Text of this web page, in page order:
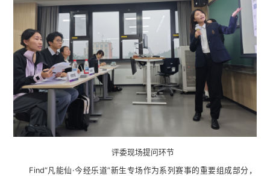
评委现场提问环节
Find“凡能仙·今经乐道”新生专场作为系列赛事的重要组成部分，